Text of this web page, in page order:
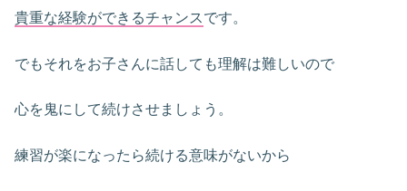
貴重な経験ができるチャンスです。
でもそれをお子さんに話しても理解は難しいので
心を鬼にして続けさせましょう。
練習が楽になったら続ける意味がないから